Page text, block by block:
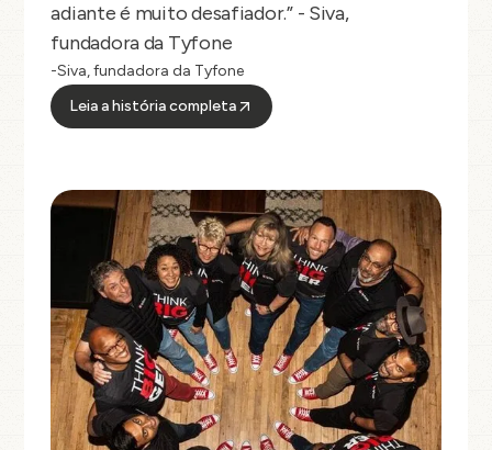
adiante é muito desafiador.” - Siva,
fundadora da Tyfone
-Siva, fundadora da Tyfone
Leia a história completa